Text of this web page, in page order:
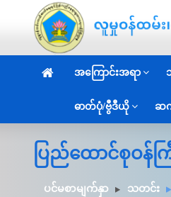
အကြောင်းအရာ
ဓာတ်ပုံ/ဗွီဒီယို ဆ
ပြည်ထောင်စုဝန်က
ပင်မစာမျက်နှာ သတင်း